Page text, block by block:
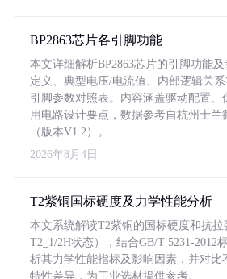
BP2863芯片各引脚功能
本文详细解析BP2863芯片的引脚功能
定义、典型电压/电流值、内部逻辑关
引脚参数对照表。内容涵盖驱动配置、
用电路设计要点，数据参考自杭州士兰
（版本V1.2）。
2026年8月4日
T2紫铜国标硬度及力学性能分析
本文系统解读T2紫铜的国标硬度和抗拉
T2_1/2H状态），结合GB/T 5231-2012
析其力学性能指标及影响因素，并对比
特性差异，为工业选材提供参考。